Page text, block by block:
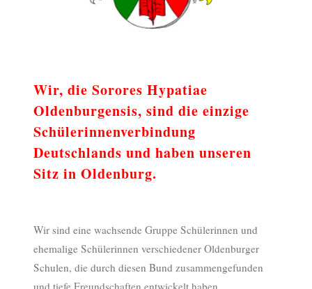
Wir, die Sorores Hypatiae
Oldenburgensis, sind die einzige
Schülerinnenverbindung
Deutschlands und haben unseren
Sitz in Oldenburg.
Wir sind eine wachsende Gruppe Schülerinnen und
ehemalige Schülerinnen verschiedener Oldenburger
Schulen, die durch diesen Bund zusammengefunden
und tiefe Freundschaften entwickelt haben.